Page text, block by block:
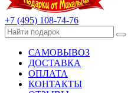
+7 (495) 108-74-76
САМОВЫВОЗ
ДОСТАВКА
ОПЛАТА
КОНТАКТЫ